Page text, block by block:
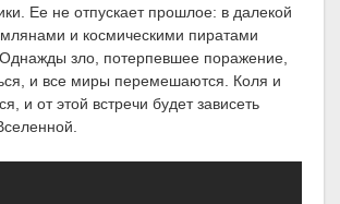
Ее не отпускает прошлое: в далекой
и космическими пиратами
зло, потерпевшее поражение,
и все миры перемешаются. Коля и
и от этой встречи будет зависеть